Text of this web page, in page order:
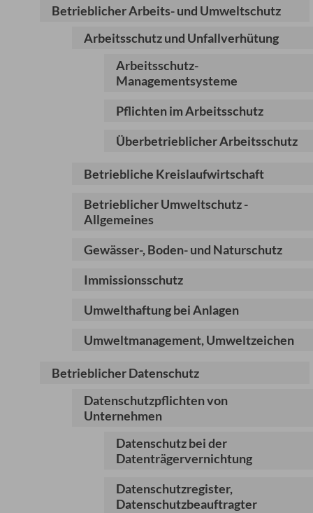
Betrieblicher Arbeits- und Umweltschutz
Arbeitsschutz und Unfallverhütung
Arbeitsschutz-
Managementsysteme
Pflichten im Arbeitsschutz
Überbetrieblicher Arbeitsschutz
Betriebliche Kreislaufwirtschaft
Betrieblicher Umweltschutz -
Allgemeines
Gewässer-, Boden- und Naturschutz
Immissionsschutz
Umwelthaftung bei Anlagen
Umweltmanagement, Umweltzeichen
Betrieblicher Datenschutz
Datenschutzpflichten von
Unternehmen
Datenschutz bei der
Datenträgervernichtung
Datenschutzregister,
Datenschutzbeauftragter